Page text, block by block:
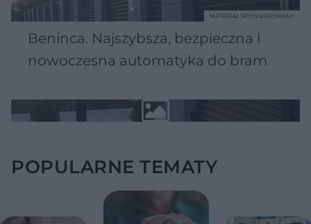
Beninca. Najszybsza, bezpieczna i
nowoczesna automatyka do bram
MATERIAŁ SPONSOROWANY
POPULARNE TEMATY